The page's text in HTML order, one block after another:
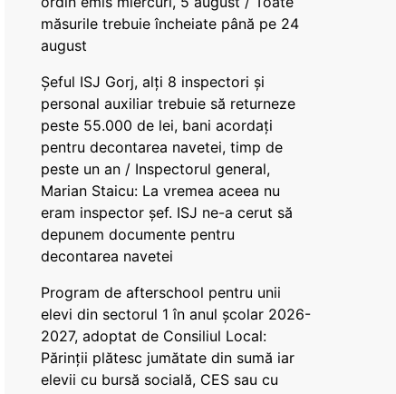
măsurile trebuie încheiate până pe 24
august
Șeful ISJ Gorj, alți 8 inspectori și
personal auxiliar trebuie să returneze
peste 55.000 de lei, bani acordați
pentru decontarea navetei, timp de
peste un an / Inspectorul general,
Marian Staicu: La vremea aceea nu
eram inspector șef. ISJ ne-a cerut să
depunem documente pentru
decontarea navetei
Program de afterschool pentru unii
elevi din sectorul 1 în anul școlar 2026-
2027, adoptat de Consiliul Local:
Părinții plătesc jumătate din sumă iar
elevii cu bursă socială, CES sau cu